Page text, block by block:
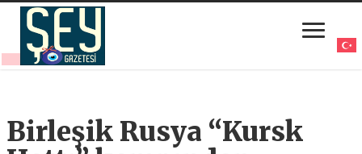
Birleşik Rusya “Kursk